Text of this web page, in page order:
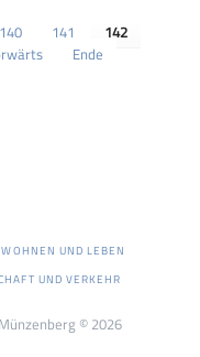
140 141
142
Ende
WOHNEN UND LEBEN
UND VERKEHR
© 2026